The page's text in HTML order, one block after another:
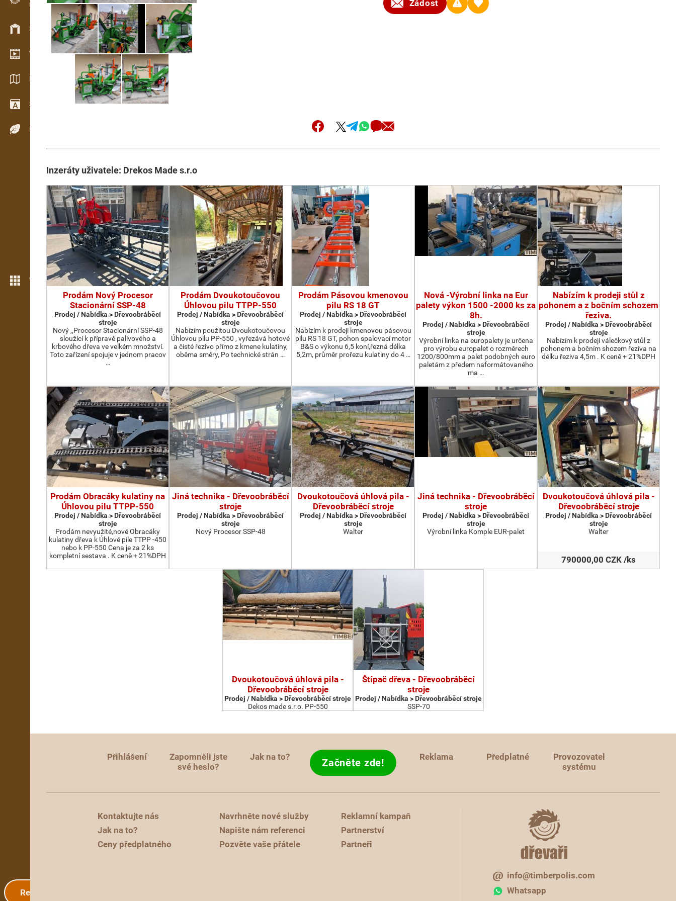
Evidence dřeva v terénu
Skladové hospodářství
Video showroom
Katalogy / Brožury
Slovník
Dřeviny
Více možností
Registrace
Žádost
Inzeráty uživatele: Drekos Made s.r.o
Prodám Nový Procesor
Stacionární SSP-48
Prodej / Nabídka > Dřevoobráběcí
stroje
Nový ,,Procesor Stacionární SSP-48
sloužící k přípravě palivového a
krbového dřeva ve velkém množství.
Toto zařízení spojuje v jednom pracov
…
Prodám Dvoukotoučovou
Úhlovou pilu TTPP-550
Prodej / Nabídka > Dřevoobráběcí
stroje
Nabízím použitou Dvoukotoučovou
Úhlovou pilu PP-550 , vyřezává hotové
a čisté řezivo přímo z kmene kulatiny,
oběma směry, Po technické strán …
Prodám Pásovou kmenovou
pilu RS 18 GT
Prodej / Nabídka > Dřevoobráběcí
stroje
Nabízím k prodeji kmenovou pásovou
pilu RS 18 GT, pohon spalovací motor
B&S o výkonu 6,5 koní,řezná délka
5,2m, průměr prořezu kulatiny do 4 …
Nová -Výrobní linka na Eur
palety výkon 1500 -2000 ks za
8h.
Prodej / Nabídka > Dřevoobráběcí
stroje
Výrobní linka na europalety je určena
pro výrobu europalet o rozměrech
1200/800mm a palet podobných euro
paletám z předem naformátovaného
ma …
Nabízím k prodeji stůl z
pohonem a z bočním schozem
řeziva.
Prodej / Nabídka > Dřevoobráběcí
stroje
Nabízím k prodeji válečkový stůl z
pohonem a bočním shozem řeziva na
délku řeziva 4,5m . K ceně + 21%DPH
Prodám Obracáky kulatiny na
Úhlovou pilu TTPP-550
Prodej / Nabídka > Dřevoobráběcí
stroje
Prodám nevyužité,nové Obracáky
kulatiny dřeva k Úhlové pile TTPP -450
nebo k PP-550 Cena je za 2 ks
kompletní sestava . K ceně + 21%DPH
Jiná technika - Dřevoobráběcí
stroje
Prodej / Nabídka > Dřevoobráběcí
stroje
Nový Procesor SSP-48
Dvoukotoučová úhlová pila -
Dřevoobráběcí stroje
Prodej / Nabídka > Dřevoobráběcí
stroje
Walter
Jiná technika - Dřevoobráběcí
stroje
Prodej / Nabídka > Dřevoobráběcí
stroje
Výrobní linka Komple EUR-palet
Dvoukotoučová úhlová pila -
Dřevoobráběcí stroje
Prodej / Nabídka > Dřevoobráběcí
stroje
Walter
790000,00 CZK /ks
Dvoukotoučová úhlová pila -
Dřevoobráběcí stroje
Prodej / Nabídka > Dřevoobráběcí stroje
Dekos made s.r.o. PP-550
Štípač dřeva - Dřevoobráběcí
stroje
Prodej / Nabídka > Dřevoobráběcí stroje
SSP-70
Přihlášení
Zapomněli jste
své heslo?
Jak na to? Začněte zde! Reklama Předplatné
Provozovatel
systému
Kontaktujte nás
Jak na to?
Ceny předplatného
Navrhněte nové služby
Napište nám referenci
Pozvěte vaše přátele
Reklamní kampaň
Partnerství
Partneři
info@timberpolis.com
Whatsapp